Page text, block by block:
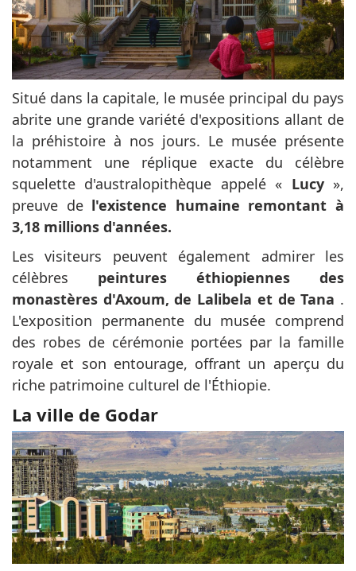
Situé dans la capitale, le musée principal du pays
abrite une grande variété d'expositions allant de
la préhistoire à nos jours. Le musée présente
notamment une réplique exacte du célèbre
squelette d'australopithèque appelé « Lucy»,
preuve de l'existence humaine remontant à
3,18 millions d'années.
Les visiteurs peuvent également admirer les
célèbres peintures éthiopiennes des
monastères d'Axoum, de Lalibela et de Tana .
L'exposition permanente du musée comprend
des robes de cérémonie portées par la famille
royale et son entourage, offrant un aperçu du
riche patrimoine culturel de l'Éthiopie.
La ville de Godar